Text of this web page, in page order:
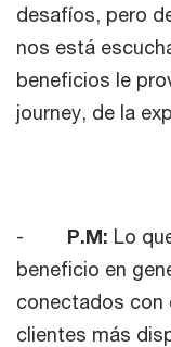
desafíos, pero
nos está
beneficios le
journey, de la
- P.M: Lo
beneficio en
conectados con
clientes más